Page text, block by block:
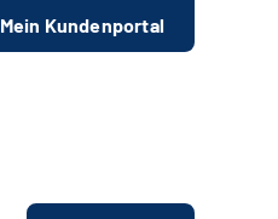
Mein Kundenportal